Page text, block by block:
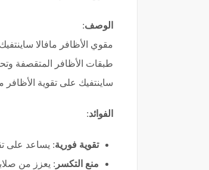
الوصف:
مقوي الأظافر مافالا
طبقات الأظافر المتقصفة
ساينتفيك على تقوية
الفوائد:
تقوية فورية: يساعد على
منع التكسر : يعزز من